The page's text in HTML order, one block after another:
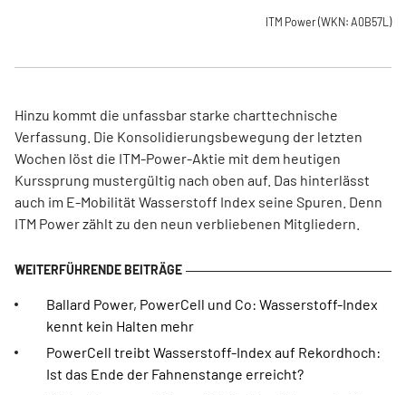
ITM Power(WKN: A0B57L)
Hinzu kommt die unfassbar starke charttechnische
Verfassung. Die Konsolidierungsbewegung der letzten
Wochen löst die ITM-Power-Aktie mit dem heutigen
Kurssprung mustergültig nach oben auf. Das hinterlässt
auch im E-Mobilität Wasserstoff Index seine Spuren. Denn
ITM Power zählt zu den neun verbliebenen Mitgliedern.
Ballard Power, PowerCell und Co: Wasserstoff-Index
kennt kein Halten mehr
PowerCell treibt Wasserstoff-Index auf Rekordhoch:
Ist das Ende der Fahnenstange erreicht?